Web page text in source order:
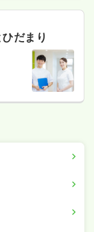
宅介護 ほっとひだまり